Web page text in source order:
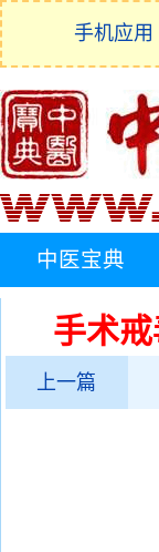
手机应
中医宝典
手术
上一篇